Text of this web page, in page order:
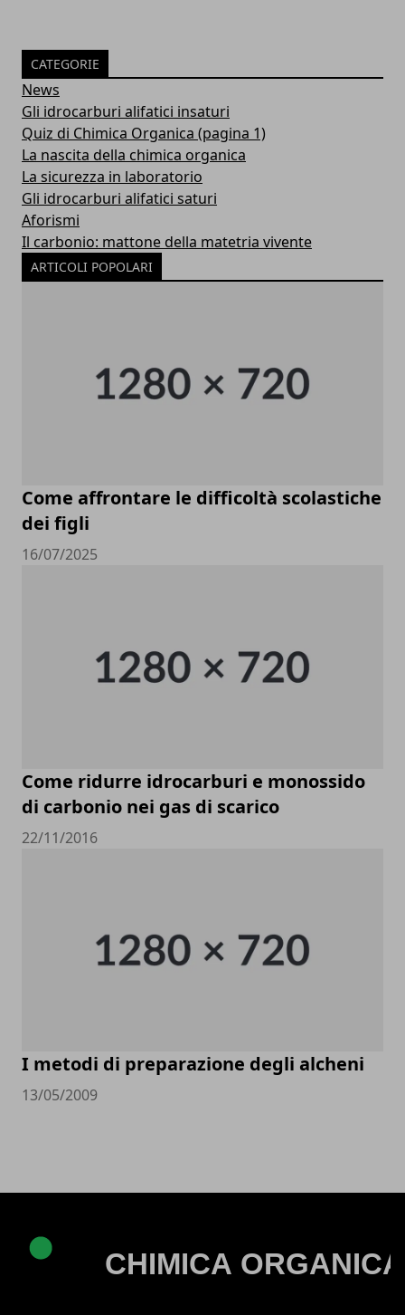
CATEGORIE
News
Gli idrocarburi alifatici insaturi
Quiz di Chimica Organica (pagina 1)
La nascita della chimica organica
La sicurezza in laboratorio
Gli idrocarburi alifatici saturi
Aforismi
Il carbonio: mattone della matetria vivente
ARTICOLI POPOLARI
Come affrontare le difficoltà scolastiche
dei figli
16/07/2025
Come ridurre idrocarburi e monossido
di carbonio nei gas di scarico
22/11/2016
I metodi di preparazione degli alcheni
13/05/2009